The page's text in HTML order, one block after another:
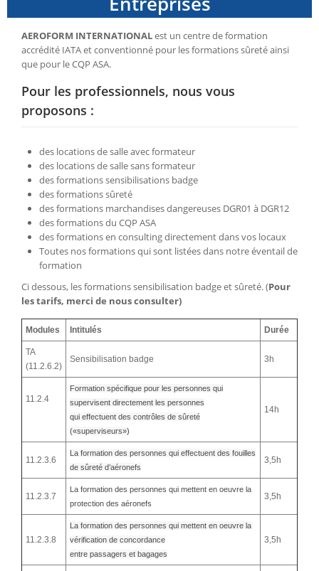
AEROFORM INTERNATIONALest un centre de formation
accrédité IATA et conventionné pour les formations sûreté ainsi
que pour le CQP ASA.
Pour les professionnels, nous vous
proposons :
des locations de salle avec formateur
des locations de salle sans formateur
des formations sensibilisations badge
des formations sûreté
des formations marchandises dangereuses DGR01 à DGR12
des formations du CQP ASA
des formations en consulting directement dans vos locaux
Toutes nos formations qui sont listées dans notre éventail de
formation
Ci dessous, les formations sensibilisation badge et sûreté. (Pour
les tarifs, merci de nous consulter)
Modules Intitulés Durée
TA
(11.2.6.2)
Sensibilisation badge 3h
11.2.4
Formation spécifique pour les personnes qui
supervisent directement les personnes
qui effectuent des contrôles de sûreté
(«superviseurs»)
14h
11.2.3.6
La formation des personnes qui effectuent des fouilles
de sûreté d’aéronefs
3,5h
11.2.3.7
La formation des personnes qui mettent en oeuvre la
protection des aéronefs
3,5h
11.2.3.8
La formation des personnes qui mettent en oeuvre la
vérification de concordance
entre passagers et bagages
3,5h